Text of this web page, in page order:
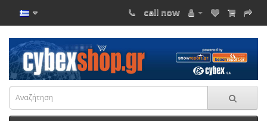
call now